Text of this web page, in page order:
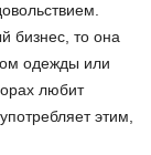
бизнес, то она
одежды или
любит
этим,